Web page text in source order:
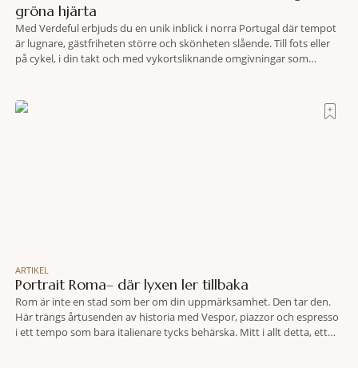
gröna hjärta
Med Verdeful erbjuds du en unik inblick i norra Portugal där tempot
är lugnare, gästfriheten större och skönheten slående. Till fots eller
på cykel, i din takt och med vykortsliknande omgivningar som
travel när det
ARTIKEL
Portrait Roma– där lyxen ler tillbaka
Rom är inte en stad som ber om din uppmärksamhet. Den tar den.
Här trängs årtusenden av historia med Vespor, piazzor och espresso
i ett tempo som bara italienare tycks behärska. Mitt i allt detta, ett